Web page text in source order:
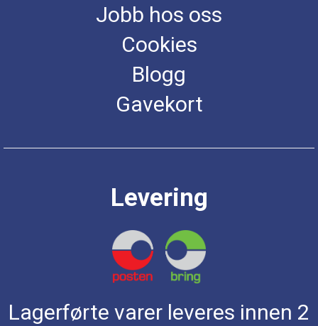
Jobb hos oss
Cookies
Blogg
Gavekort
Levering
Lagerførte varer leveres innen 2